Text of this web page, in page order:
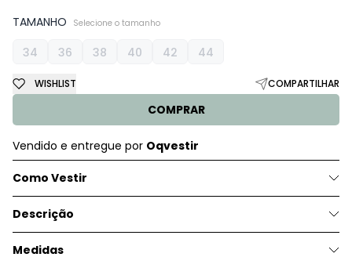
TAMANHO Selecione o tamanho
34 36 38 40 42 44
COMPRAR
WISHLIST COMPARTILHAR
Vendido e entregue por Oqvestir
Como Vestir
Descrição
Medidas